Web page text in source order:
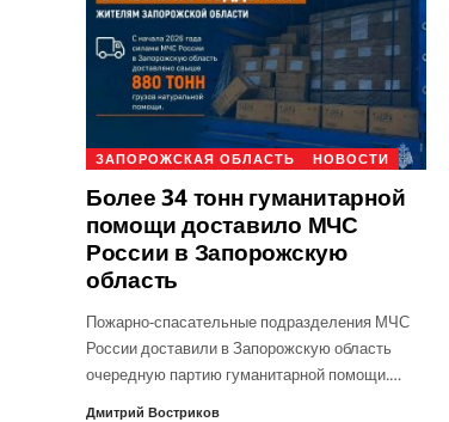
ЗАПОРОЖСКАЯ ОБЛАСТЬ НОВОСТИ
Более 34 тонн гуманитарной
помощи доставило МЧС
России в Запорожскую
область
Пожарно-спасательные подразделения МЧС
России доставили в Запорожскую область
очередную партию гуманитарной помощи.…
Дмитрий Востриков